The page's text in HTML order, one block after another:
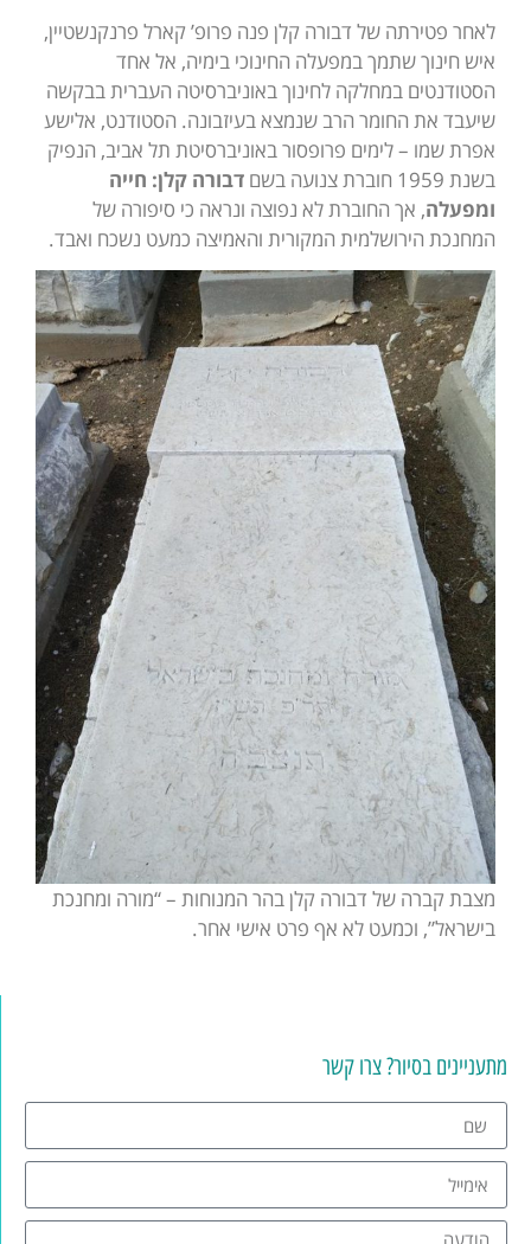
מתעניינים בסיור? צרו קשר
לאחר פטירתה של דבורה קלן פנה פרופ’ קארל פרנקנשטיין,
איש חינוך שתמך במפעלה החינוכי בימיה, אל אחד
הסטודנטים במחלקה לחינוך באוניברסיטה העברית בבקשה
שיעבד את החומר הרב שנמצא בעיזבונה. הסטודנט, אלישע
אפרת שמו – לימים פרופסור באוניברסיטת תל אביב, הנפיק
בשנת 1959 חוברת צנועה בשם
דבורה קלן: חייה
ומפעלה, אך החוברת לא נפוצה ונראה כי סיפורה של
המחנכת הירושלמית המקורית והאמיצה כמעט נשכח ואבד.
מצבת קברה של דבורה קלן בהר המנוחות – “מורה ומחנכת
בישראל”, וכמעט לא אף פרט אישי אחר.